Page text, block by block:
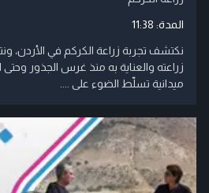
المدة: 11:38
نكتشف تجربة زراعة الكركم في الأردن،
زراعته والعناية به منذ غرس الجذور
ميدانية تسلّط الضوء على ....